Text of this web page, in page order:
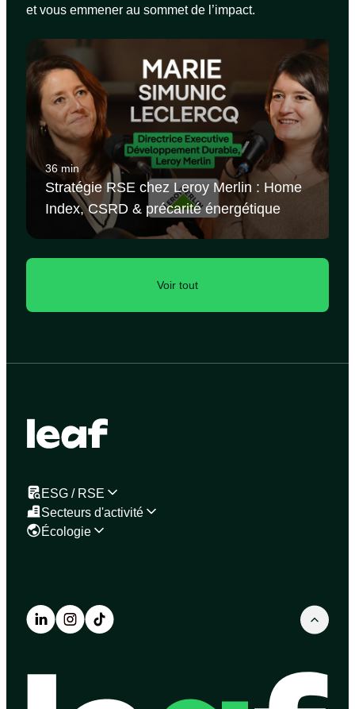
et vous emmener au sommet de l’impact.
36 min
Stratégie RSE chez Leroy Merlin : Home
Index, CSRD & précarité énergétique
Voir tout
ESG / RSE
Secteurs d'activité
Écologie